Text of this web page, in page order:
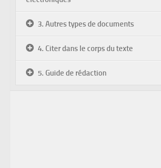
3. Autres types de documents
4. Citer dans le corps du texte
5. Guide de rédaction